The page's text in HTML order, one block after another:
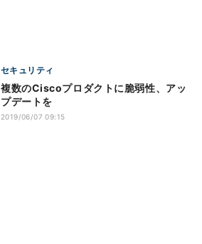
セキュリティ
複数のCiscoプロダクトに脆弱性、アッ
プデートを
2019/06/07 09:15